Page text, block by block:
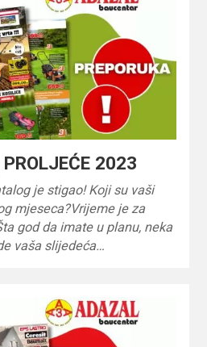
2023
je stigao! Koji su vaši
mjeseca?Vrijeme je za
god da imate u planu, neka
vaša slijedeća…